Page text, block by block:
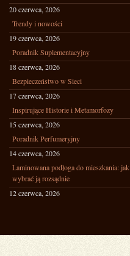
20 czerwca, 2026
Trendy i nowości
19 czerwca, 2026
Poradnik Suplementacyjny
18 czerwca, 2026
Bezpieczeństwo w Sieci
17 czerwca, 2026
Inspirujące Historie i Metamorfozy
15 czerwca, 2026
Poradnik Perfumeryjny
14 czerwca, 2026
Laminowana podłoga do mieszkania: jak
wybrać ją rozsądnie
12 czerwca, 2026